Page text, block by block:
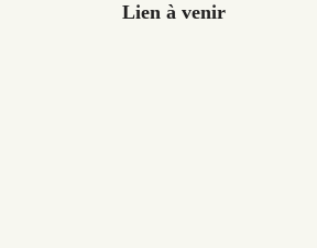
Lien à venir